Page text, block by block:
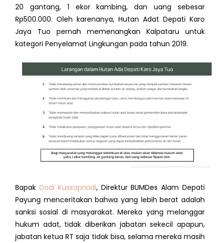
20 gantang, 1 ekor kambing, dan uang sebesar
Rp500.000. Oleh karenanya, Hutan Adat Depati Karo
Jaya Tuo pernah memenangkan Kalpataru untuk
kategori Penyelamat Lingkungan pada tahun 2019.
Bapak Dodi Kussapriadi, Direktur BUMDes Alam Depati
Payung menceritakan bahwa yang lebih berat adalah
sanksi sosial di masyarakat. Mereka yang melanggar
hukum adat, tidak diberikan jabatan sekecil apapun,
jabatan ketua RT saja tidak bisa, selama mereka masih